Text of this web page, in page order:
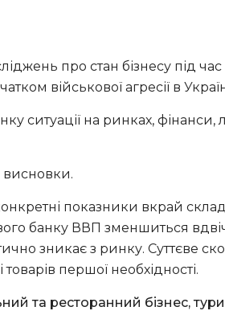
про стан бізнесу під
військової агресії в
ситуації на ринках,
висновки.
показники вкрай
банку ВВП зменшиться
зникає з ринку. Суттєве
першої необхідності.
та ресторанний бізнес,